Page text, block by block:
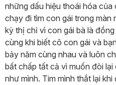
những dấu hiệu thoái hóa của
chạy đi tìm con gái trong màn
kỳ thị chỉ vì con gái bà là
cùng khi biết cô con gái và
bảy năm cùng nhau và luôn
bất chấp tất cả vì muốn đòi
như mình. Tim mình thắt lại